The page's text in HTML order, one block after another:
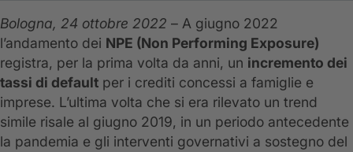
Bologna, 24 ottobre 2022 – A giugno 2022
l’andamento dei NPE (Non Performing Exposure)
registra, per la prima volta da anni, un incremento dei
tassi di default per i crediti concessi a famiglie e
imprese. L’ultima volta che si era rilevato un trend
simile risale al giugno 2019, in un periodo antecedente
la pandemia e gli interventi governativi a sostegno del